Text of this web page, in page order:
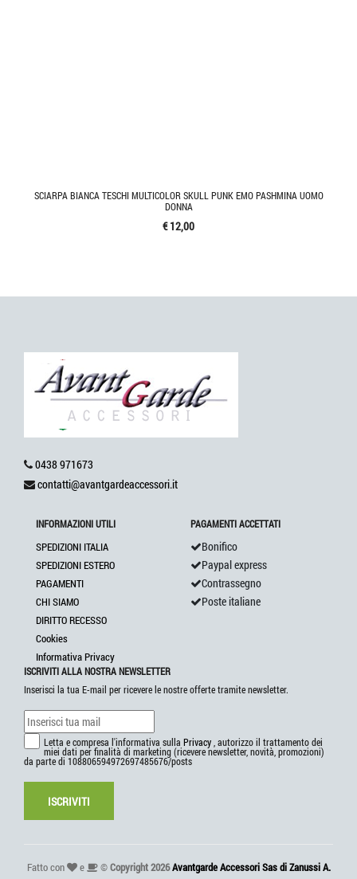
SCIARPA BIANCA TESCHI MULTICOLOR SKULL PUNK EMO PASHMINA UOMO
DONNA
€ 12,00
0438 971673
contatti@avantgardeaccessori.it
INFORMAZIONI UTILI
SPEDIZIONI ITALIA
SPEDIZIONI ESTERO
PAGAMENTI
CHI SIAMO
DIRITTO RECESSO
Cookies
Informativa Privacy
PAGAMENTI ACCETTATI
Bonifico
Paypal express
Contrassegno
Poste italiane
ISCRIVITI ALLA NOSTRA NEWSLETTER
Inserisci la tua E-mail per ricevere le nostre offerte tramite newsletter.
Letta e compresa l'informativa sulla Privacy , autorizzo il trattamento dei
miei dati per finalità di marketing (ricevere newsletter, novità, promozioni)
da parte di 108806594972697485676/posts
ISCRIVITI
Fatto con e ©Copyright 2026Avantgarde Accessori Sas di Zanussi A.